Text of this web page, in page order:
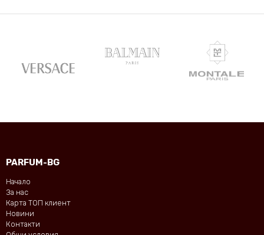
PARFUM-BG
Начало
За нас
Карта ТОП клиент
Новини
Контакти